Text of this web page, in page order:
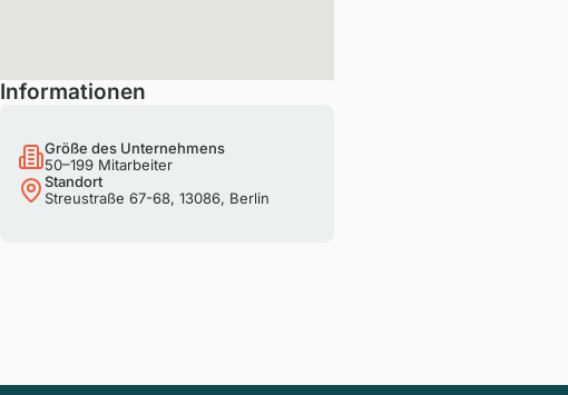
Informationen
Größe des Unternehmens
50–199 Mitarbeiter
Standort
Streustraße 67-68, 13086, Berlin